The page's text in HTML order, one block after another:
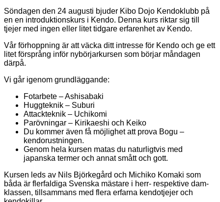
Söndagen den 24 augusti bjuder Kibo Dojo Kendoklubb på
en en introduktionskurs i Kendo. Denna kurs riktar sig till
tjejer med ingen eller litet tidgare erfarenhet av Kendo.
Vår förhoppning är att väcka ditt intresse för Kendo och ge ett
litet försprång inför nybörjarkursen som börjar måndagen
därpå.
Vi går igenom grundläggande:
Fotarbete – Ashisabaki
Huggteknik – Suburi
Attackteknik – Uchikomi
Parövningar – Kirikaeshi och Keiko
Du kommer även få möjlighet att prova Bogu –
kendorustningen.
Genom hela kursen matas du naturligtvis med
japanska termer och annat smått och gott.
Kursen leds av Nils Björkegård och Michiko Komaki som
båda är flerfaldiga Svenska mästare i herr- respektive dam-
klassen, tillsammans med flera erfarna kendotjejer och